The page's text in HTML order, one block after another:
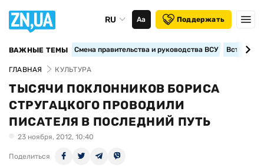
RU Аа Поддержать
ВАЖНЫЕ ТЕМЫ Смена правительства и руководства ВСУ
ГЛАВНАЯ КУЛЬТУРА
ТЫСЯЧИ ПОКЛОННИКОВ БОРИСА
СТРУГАЦКОГО ПРОВОДИЛИ
ПИСАТЕЛЯ В ПОСЛЕДНИЙ ПУТЬ
23 ноября, 2012, 10:40
Поделиться